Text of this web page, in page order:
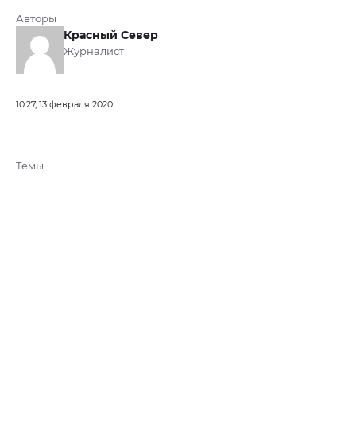
Авторы
Красный Север
Журналист
10:27, 13 февраля 2020
Темы